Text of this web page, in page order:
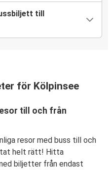
till
för Kölpinsee
till och från
resor med buss till och
helt rätt! Hitta
biljetter från endast